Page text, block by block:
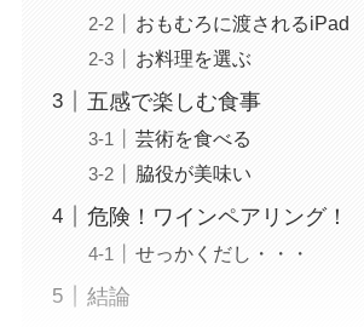
おもむろに渡されるiPad
お料理を選ぶ
五感で楽しむ食事
芸術を食べる
脇役が美味い
危険！ワインペアリング！
せっかくだし・・・
結論